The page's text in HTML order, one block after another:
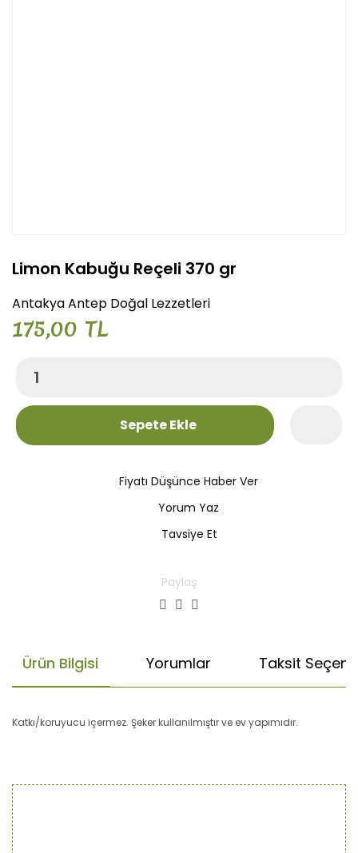
Limon Kabuğu Reçeli 370 gr
Antakya Antep Doğal Lezzetleri
175,00 TL
Sepete Ekle
Fiyatı Düşünce Haber Ver
Yorum Yaz
Tavsiye Et
Paylaş
Ürün Bilgisi Yorumlar Taksit
Katkı/koruyucu içermez. Şeker kullanılmıştır ve ev yapımıdır.
Bu ürüne ilk yorumu siz yapın!